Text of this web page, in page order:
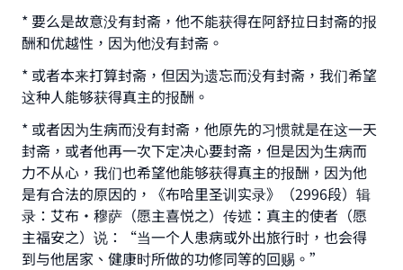
* 要么是故意没有封斋，他不能获得在阿舒拉日封斋的报
酬和优越性，因为他没有封斋。
* 或者本来打算封斋，但因为遗忘而没有封斋，我们希望
这种人能够获得真主的报酬。
* 或者因为生病而没有封斋，他原先的习惯就是在这一天
封斋，或者他再一次下定决心要封斋，但是因为生病而
力不从心，我们也希望他能够获得真主的报酬，因为他
是有合法的原因的，《布哈里圣训实录》（2996段）辑
录：艾布·穆萨（愿主喜悦之）传述：真主的使者（愿
主福安之）说：“当一个人患病或外出旅行时，也会得
到与他居家、健康时所做的功修同等的回赐。”